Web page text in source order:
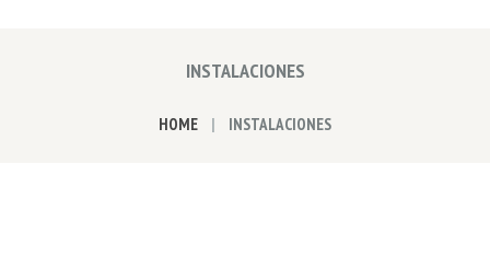
INSTALACIONES
HOME INSTALACIONES